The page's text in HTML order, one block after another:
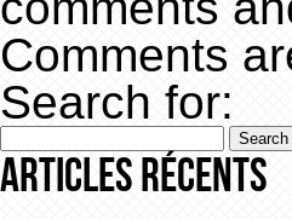
Comments
Search for:
Articles récents